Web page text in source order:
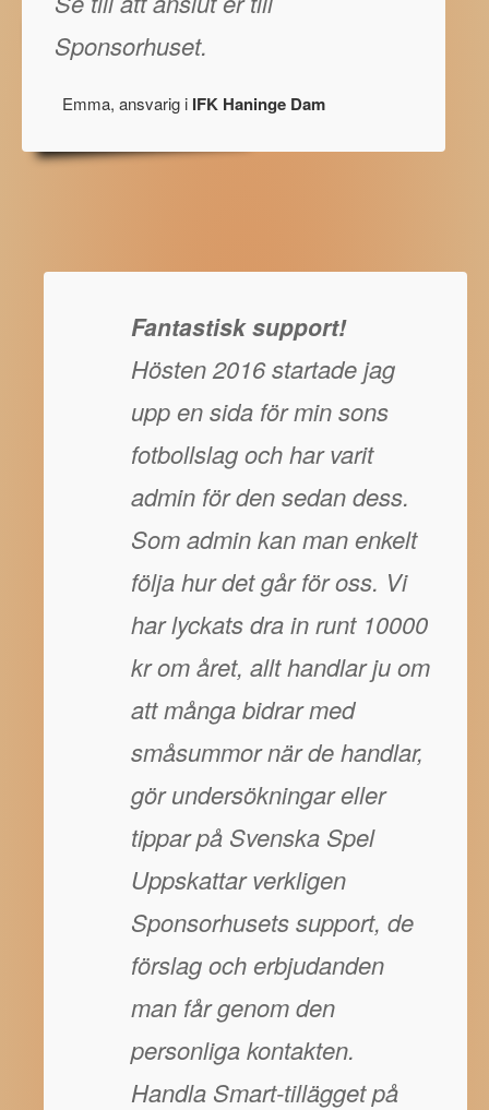
Sponsorhuset.
Emma, ansvarig i IFK Haninge Dam
Fantastisk support!
Hösten 2016 startade jag
upp en sida för min sons
fotbollslag och har varit
admin för den sedan dess.
Som admin kan man enkelt
följa hur det går för oss. Vi
har lyckats dra in runt 10000
kr om året, allt handlar ju om
att många bidrar med
småsummor när de handlar,
gör undersökningar eller
tippar på Svenska Spel
Uppskattar verkligen
Sponsorhusets support, de
förslag och erbjudanden
man får genom den
personliga kontakten.
Handla Smart-tillägget på